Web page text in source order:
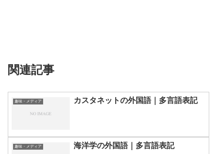
関連記事
趣味・メディア カスタネットの外国語｜多言語表記
趣味・メディア 海洋学の外国語｜多言語表記